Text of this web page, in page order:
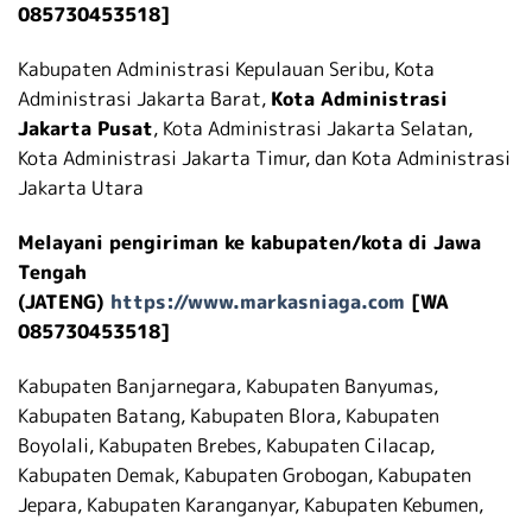
085730453518]
Kabupaten Administrasi Kepulauan Seribu, Kota
Administrasi Jakarta Barat, Kota Administrasi
Jakarta Pusat, Kota Administrasi Jakarta Selatan,
Kota Administrasi Jakarta Timur, dan Kota Administrasi
Jakarta Utara
Melayani pengiriman ke kabupaten/kota di Jawa
Tengah
(JATENG) https://www.markasniaga.com [WA
085730453518]
Kabupaten Banjarnegara, Kabupaten Banyumas,
Kabupaten Batang, Kabupaten Blora, Kabupaten
Boyolali, Kabupaten Brebes, Kabupaten Cilacap,
Kabupaten Demak, Kabupaten Grobogan, Kabupaten
Jepara, Kabupaten Karanganyar, Kabupaten Kebumen,